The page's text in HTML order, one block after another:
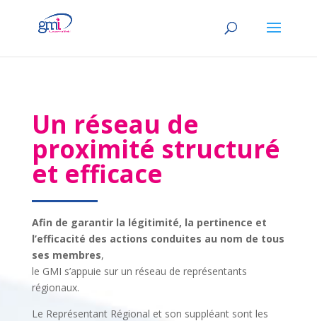
Un réseau de
proximité structuré
et efficace
Afin de garantir la légitimité, la pertinence et
l’efficacité des actions conduites au nom de tous
ses membres,
le GMI s’appuie sur un réseau de représentants
régionaux.
Le Représentant Régional et son suppléant sont les